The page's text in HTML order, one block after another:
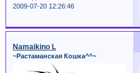
2009-07-20 12:26:46
Namaikino L
~Растаманская Кошка^^~